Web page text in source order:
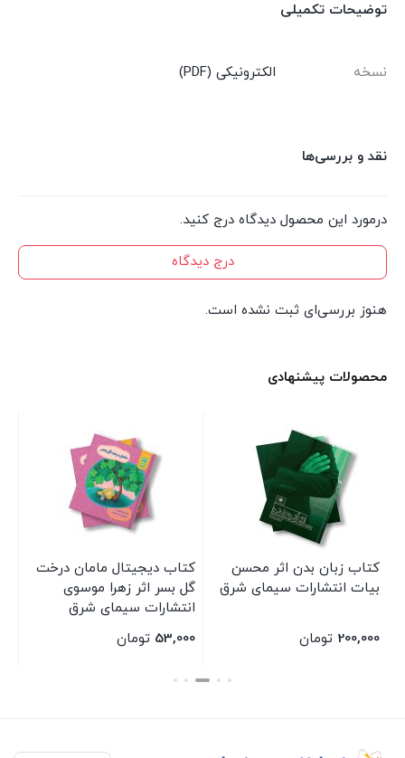
توضیحات تکمیلی
نسخه الکترونیکی (PDF)
نقد و بررسی‌ها
درمورد این محصول دیدگاه درج کنید.
درج دیدگاه
هنوز بررسی‌ای ثبت نشده است.
محصولات پیشنهادی
کتاب زبان بدن اثر محسن
بیات انتشارات سیمای شرق
200,000 تومان
کتاب دیجیتال مامان درخت
گل بسر اثر زهرا موسوی
انتشارات سیمای شرق
53,000 تومان
بستن